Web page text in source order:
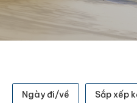
Ngày đi/về Sắp xếp